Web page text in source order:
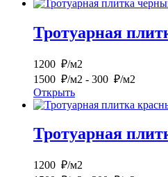
Тротуарная
1200 ₽/м2
1500 ₽/м2 - 300 ₽/м2
Открыть
Тротуарная
1200 ₽/м2